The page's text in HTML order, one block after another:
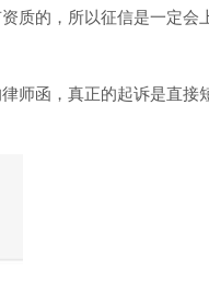
质的，所以征信是一定会
师函，真正的起诉是直接